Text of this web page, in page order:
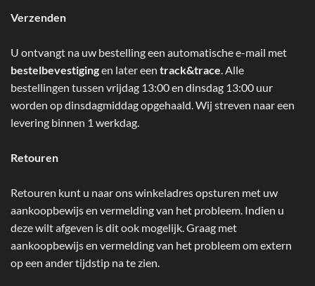
Verzenden
U ontvangt na uw bestelling een automatische e-mail met
bestelbevestigingen later een track&trace . Alle
bestellingen tussen vrijdag 13:00 en dinsdag 13:00 uur
worden op dinsdagmiddag opgehaald. Wij streven naar een
levering binnen 1 werkdag.
Retouren
Retouren kunt u naar ons winkeladres opsturen met uw
aankoopbewijs en vermelding van het probleem. Indien u
deze wilt afgeven is dit ook mogelijk. Graag met
aankoopbewijs en vermelding van het probleem om extern
op een ander tijdstip na te zien.